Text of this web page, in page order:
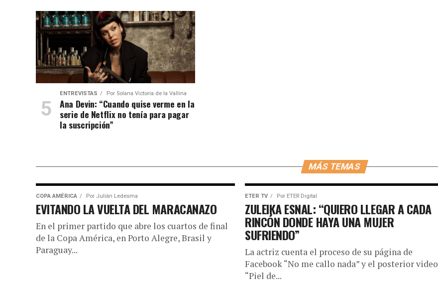
ENTREVISTAS Por Solana Victoria de la Vallina
Ana Devin: “Cuando quise verme en la
serie de Netflix no tenía para pagar
la suscripción”
MÁS TEMAS
COPA AMÉRICA Por Julián Ledesma
EVITANDO LA VUELTA DEL MARACANAZO
En el primer partido que abre los cuartos de final
de la Copa América, en Porto Alegre, Brasil y
Paraguay...
ETER TV Por ETER Digital
ZULEIKA ESNAL: “QUIERO LLEGAR A CADA
RINCÓN DONDE HAYA UNA MUJER
SUFRIENDO”
La actriz cuenta el proceso de su página de
Facebook “No me callo nada” y el posterior video
“Piel de...